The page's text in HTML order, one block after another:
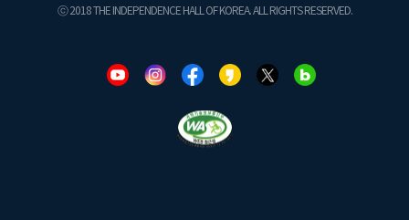
ⓒ 2018 THE INDEPENDENCE HALL OF KOREA. ALL RIGHTS RESERVED.